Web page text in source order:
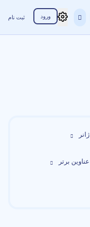
ورود ثبت نام
ژانر
عناوین برتر